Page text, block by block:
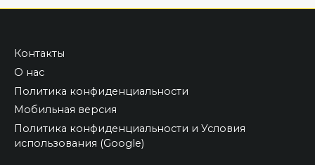
Контакты
О нас
Политика конфиденциальности
Мобильная версия
Политика конфиденциальности и Условия
использования (Google)